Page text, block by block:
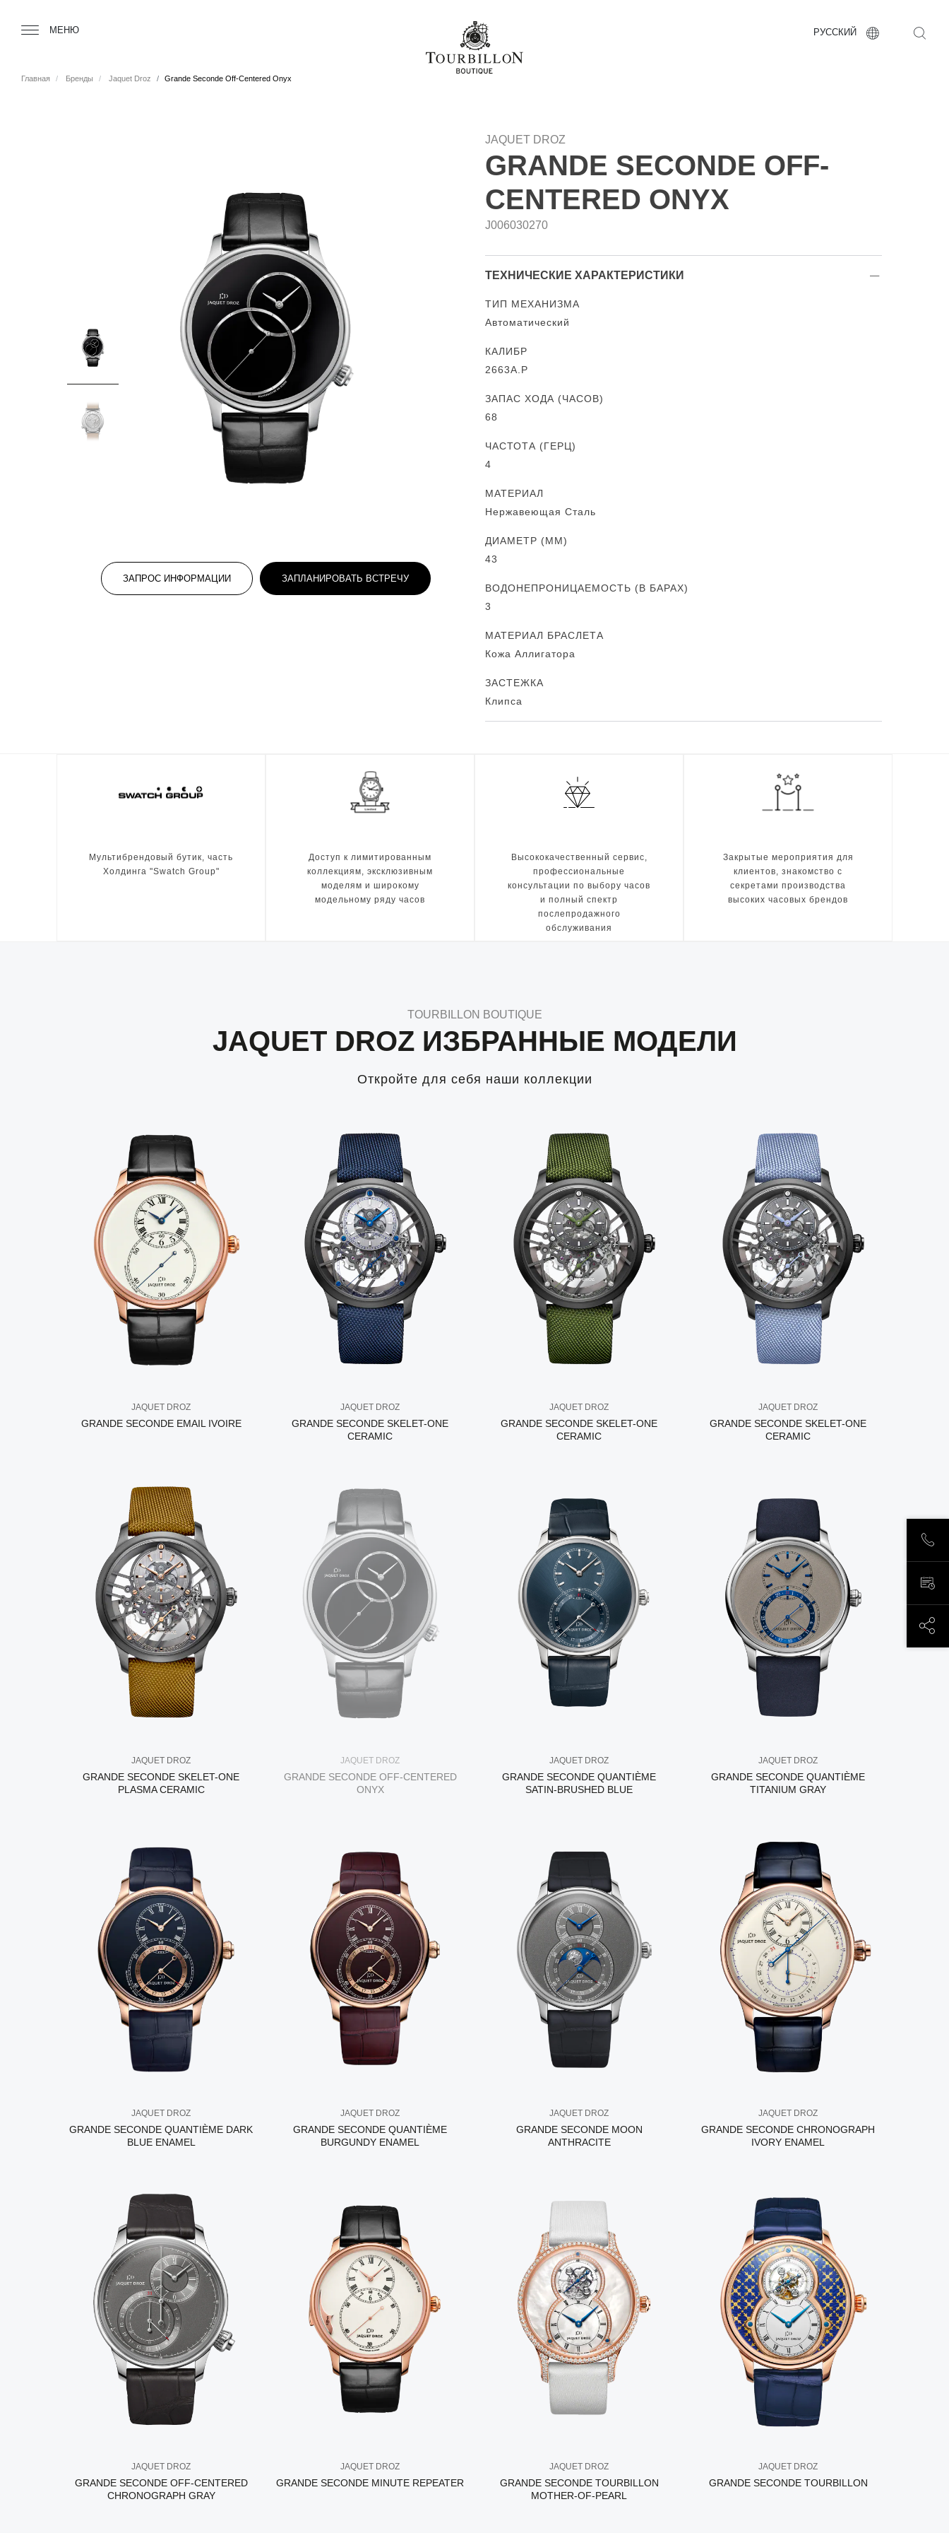
МЕНЮ РУССКИЙ
Главная Бренды Jaquet Droz Grande Seconde Off-Centered Onyx
ЗАПРОС ИНФОРМАЦИИ ЗАПЛАНИРОВАТЬ ВСТРЕЧУ
JAQUET DROZ
GRANDE SECONDE OFF-
CENTERED ONYX
J006030270
ТЕХНИЧЕСКИЕ ХАРАКТЕРИСТИКИ
ТИП МЕХАНИЗМА
Автоматический
КАЛИБР
2663A.P
ЗАПАС ХОДА (ЧАСОВ)
68
ЧАСТОТА (ГЕРЦ)
4
МАТЕРИАЛ
Нержавеющая Сталь
ДИАМЕТР (MM)
43
ВОДОНЕПРОНИЦАЕМОСТЬ (В БАРАХ)
3
МАТЕРИАЛ БРАСЛЕТА
Кожа Аллигатора
ЗАСТЕЖКА
Клипса
Мультибрендовый бутик, часть
Холдинга "Swatch Group"
Доступ к лимитированным
коллекциям, эксклюзивным
моделям и широкому
модельному ряду часов
Высококачественный сервис,
профессиональные
консультации по выбору часов
и полный спектр
послепродажного
обслуживания
Закрытые мероприятия для
клиентов, знакомство с
секретами производства
высоких часовых брендов
TOURBILLON BOUTIQUE
JAQUET DROZ ИЗБРАННЫЕ МОДЕЛИ
Откройте для себя наши коллекции
JAQUET DROZ
GRANDE SECONDE EMAIL IVOIRE
JAQUET DROZ
GRANDE SECONDE SKELET-ONE
CERAMIC
JAQUET DROZ
GRANDE SECONDE SKELET-ONE
CERAMIC
JAQUET DROZ
GRANDE SECONDE SKELET-ONE
CERAMIC
JAQUET DROZ
GRANDE SECONDE SKELET-ONE
PLASMA CERAMIC
JAQUET DROZ
GRANDE SECONDE OFF-CENTERED
ONYX
JAQUET DROZ
GRANDE SECONDE QUANTIÈME
SATIN-BRUSHED BLUE
JAQUET DROZ
GRANDE SECONDE QUANTIÈME
TITANIUM GRAY
JAQUET DROZ
GRANDE SECONDE QUANTIÈME DARK
BLUE ENAMEL
JAQUET DROZ
GRANDE SECONDE QUANTIÈME
BURGUNDY ENAMEL
JAQUET DROZ
GRANDE SECONDE MOON
ANTHRACITE
JAQUET DROZ
GRANDE SECONDE CHRONOGRAPH
IVORY ENAMEL
JAQUET DROZ
GRANDE SECONDE OFF-CENTERED
CHRONOGRAPH GRAY
JAQUET DROZ
GRANDE SECONDE MINUTE REPEATER
JAQUET DROZ
GRANDE SECONDE TOURBILLON
MOTHER-OF-PEARL
JAQUET DROZ
GRANDE SECONDE TOURBILLON